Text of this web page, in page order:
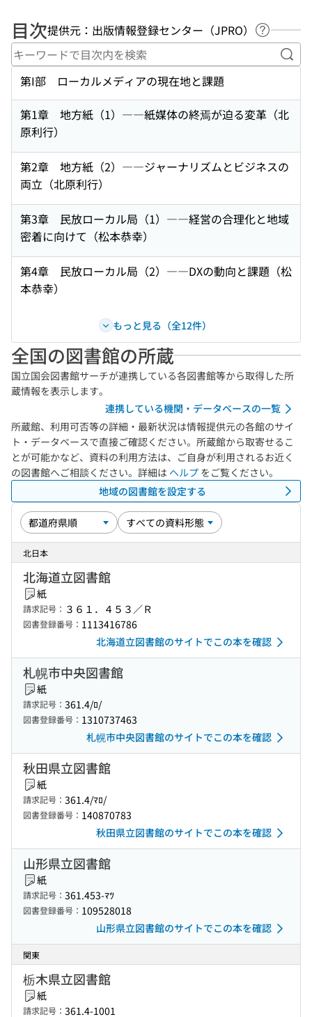
目次提供元：出版情報登録センター（JPRO）
ヘルプペ
キ
第I部 ローカルメディアの現在地と課題
第1章 地方紙（1）――紙媒体の終焉が迫る変革（北
原利行）
第2章 地方紙（2）――ジャーナリズムとビジネスの
両立（北原利行）
第3章 民放ローカル局（1）――経営の合理化と地域
密着に向けて（松本恭幸）
第4章 民放ローカル局（2）――DXの動向と課題（松
本恭幸）
もっと見る（全12件）
全国の図書館の所蔵
国立国会図書館サーチが連携している各図書館等から取得した所
蔵情報を表示します。
連携している機関・データベースの一覧
所蔵館、利用可否等の詳細・最新状況は情報提供元の各館のサイ
ト・データベースで直接ご確認ください。所蔵館から取寄せるこ
とが可能かなど、資料の利用方法は、ご自身が利用されるお近く
の図書館へご相談ください。詳細は ヘルプ をご覧ください。
地域の図書館を設定する
北日本
北海道立図書館
紙
請求記号： ３６１．４５３／Ｒ
図書登録番号： 1113416786
北海道立図書館のサイトでこの本を確認
札幌市中央図書館
紙
請求記号： 361.4/ﾛ/
図書登録番号： 1310737463
札幌市中央図書館のサイトでこの本を確認
秋田県立図書館
紙
請求記号： 361.4/ﾏﾛ/
図書登録番号： 140870783
秋田県立図書館のサイトでこの本を確認
山形県立図書館
紙
請求記号： 361.453-ﾏﾂ
図書登録番号： 109528018
山形県立図書館のサイトでこの本を確認
関東
栃木県立図書館
紙
請求記号： 361.4-1001